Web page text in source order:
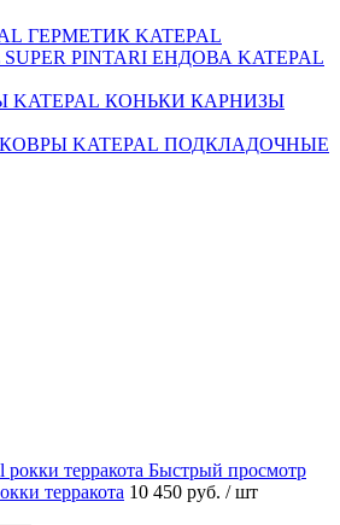
ГЕРМЕТИК KATEPAL
ЕНДОВА KATEPAL
КОНЬКИ КАРНИЗЫ
ПОДКЛАДОЧНЫЕ
Быстрый просмотр
терракота 10 450 руб. / шт